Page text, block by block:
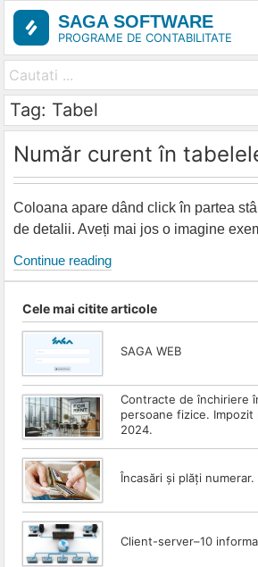
Skip
content
SAGA SOFTWARE
PROGRAME DE CONTABILITATE
Tag: Tabel
Număr curent în
Coloana apare dând click în partea
de detalii. Aveți mai jos o imagine
Continue readingNumăr
curent
în
tabelele
din
Cele mai citite articole
SAGA WEB
Contracte de închiriere
persoane fizice.
2024.
Încasări și plăți
Client-server–10